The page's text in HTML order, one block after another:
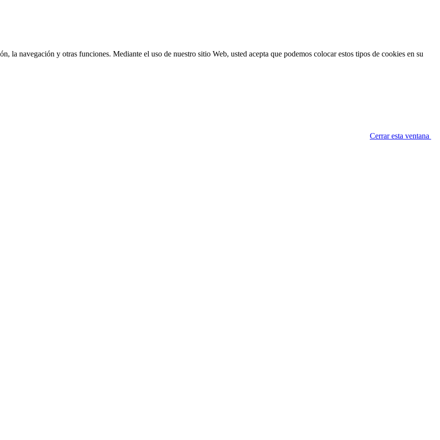
la navegación y otras funciones. Mediante el uso de nuestro sitio Web, usted acepta que podemos colocar estos tipos de cookies en su
Cerrar esta ventana